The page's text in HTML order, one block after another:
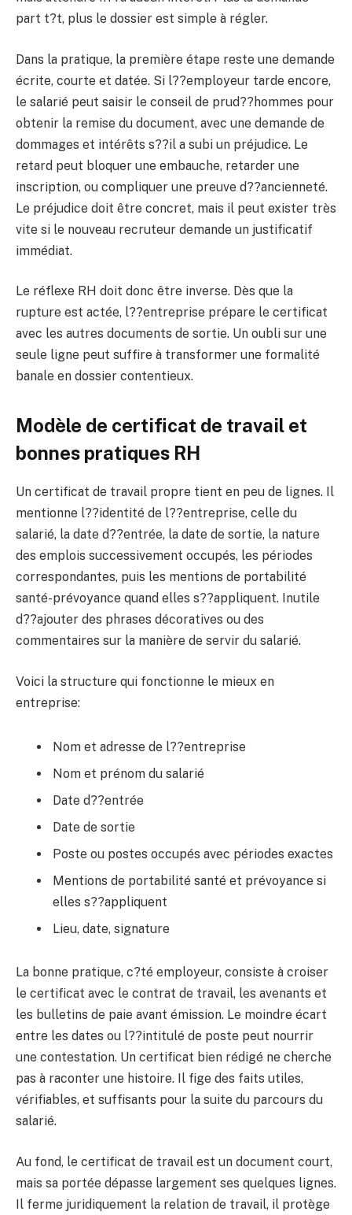
part t?t, plus le dossier est simple à régler.
Dans la pratique, la première étape reste une demande
écrite, courte et datée. Si l??employeur tarde encore,
le salarié peut saisir le conseil de prud??hommes pour
obtenir la remise du document, avec une demande de
dommages et intérêts s??il a subi un préjudice. Le
retard peut bloquer une embauche, retarder une
inscription, ou compliquer une preuve d??ancienneté.
Le préjudice doit être concret, mais il peut exister très
vite si le nouveau recruteur demande un justificatif
immédiat.
Le réflexe RH doit donc être inverse. Dès que la
rupture est actée, l??entreprise prépare le certificat
avec les autres documents de sortie. Un oubli sur une
seule ligne peut suffire à transformer une formalité
banale en dossier contentieux.
Modèle de certificat de travail et
bonnes pratiques RH
Un certificat de travail propre tient en peu de lignes. Il
mentionne l??identité de l??entreprise, celle du
salarié, la date d??entrée, la date de sortie, la nature
des emplois successivement occupés, les périodes
correspondantes, puis les mentions de portabilité
santé-prévoyance quand elles s??appliquent. Inutile
d??ajouter des phrases décoratives ou des
commentaires sur la manière de servir du salarié.
Voici la structure qui fonctionne le mieux en
entreprise:
Nom et adresse de l??entreprise
Nom et prénom du salarié
Date d??entrée
Date de sortie
Poste ou postes occupés avec périodes exactes
Mentions de portabilité santé et prévoyance si
elles s??appliquent
Lieu, date, signature
La bonne pratique, c?té employeur, consiste à croiser
le certificat avec le contrat de travail, les avenants et
les bulletins de paie avant émission. Le moindre écart
entre les dates ou l??intitulé de poste peut nourrir
une contestation. Un certificat bien rédigé ne cherche
pas à raconter une histoire. Il fige des faits utiles,
vérifiables, et suffisants pour la suite du parcours du
salarié.
Au fond, le certificat de travail est un document court,
mais sa portée dépasse largement ses quelques lignes.
Il ferme juridiquement la relation de travail, il protège